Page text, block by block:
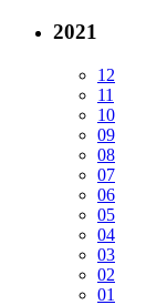
2021
12
11
10
09
08
07
06
05
04
03
02
01